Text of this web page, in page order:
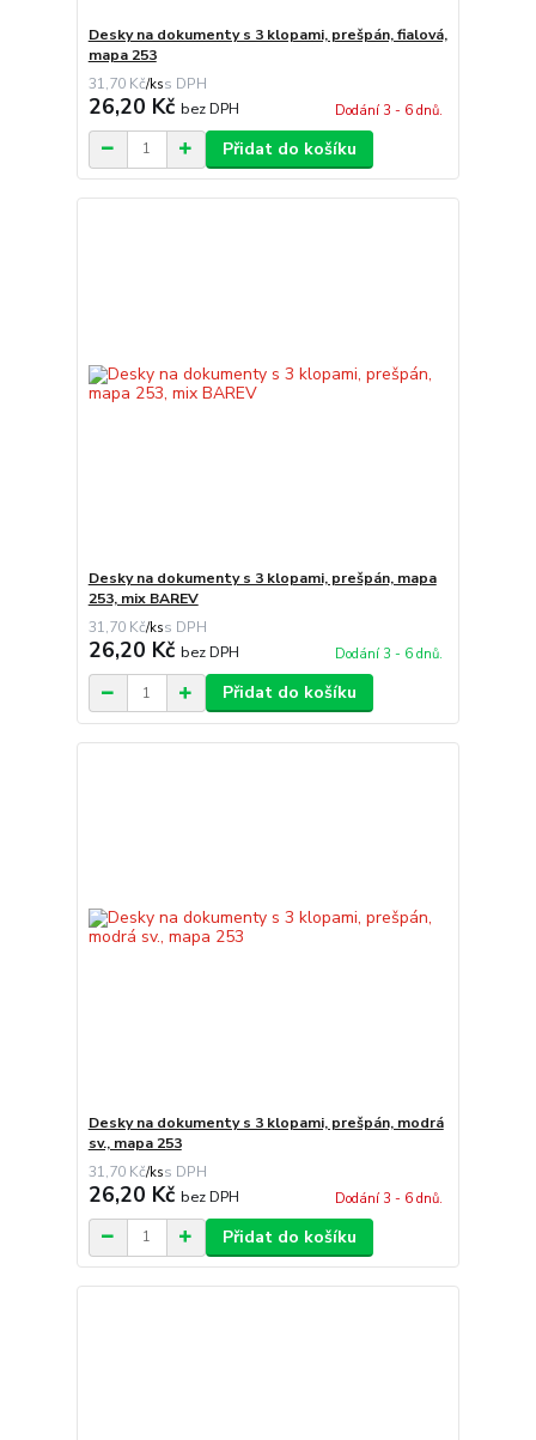
Desky na dokumenty s 3 klopami, prešpán, fialová,
mapa 253
31,70 Kč/ks
26,20 Kč bez DPH Dodání 3 - 6 dnů.
Přidat do košíku
Desky na dokumenty s 3 klopami, prešpán, mapa
253, mix BAREV
31,70 Kč/ks
26,20 Kč bez DPH Dodání 3 - 6 dnů.
Přidat do košíku
Desky na dokumenty s 3 klopami, prešpán, modrá
sv., mapa 253
31,70 Kč/ks
26,20 Kč bez DPH Dodání 3 - 6 dnů.
Přidat do košíku